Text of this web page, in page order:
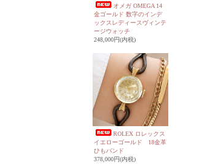
オメガ OMEGA 14
金ゴールド 数字のインデ
ックスレディースヴィンテ
ージウォッチ
248,000円(内税)
ROLEX ロレックス
イエローゴールド 18金革
ひもバンド
378,000円(内税)